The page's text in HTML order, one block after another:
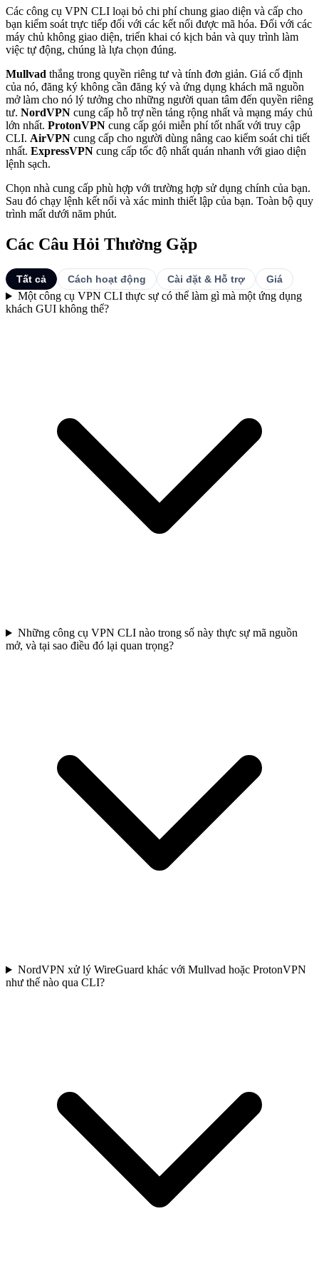
Các công cụ VPN CLI loại bỏ chi phí chung giao diện và cấp cho
bạn kiểm soát trực tiếp đối với các kết nối được mã hóa. Đối với các
máy chủ không giao diện, triển khai có kịch bản và quy trình làm
việc tự động, chúng là lựa chọn đúng.
Mullvad thắng trong quyền riêng tư và tính đơn giản. Giá cố định
của nó, đăng ký không cần đăng ký và ứng dụng khách mã nguồn
mở làm cho nó lý tưởng cho những người quan tâm đến quyền riêng
tư. NordVPN cung cấp hỗ trợ nền tảng rộng nhất và mạng máy chủ
lớn nhất. ProtonVPN cung cấp gói miễn phí tốt nhất với truy cập
CLI. AirVPN cung cấp cho người dùng nâng cao kiểm soát chi tiết
nhất. ExpressVPN cung cấp tốc độ nhất quán nhanh với giao diện
lệnh sạch.
Chọn nhà cung cấp phù hợp với trường hợp sử dụng chính của bạn.
Sau đó chạy lệnh kết nối và xác minh thiết lập của bạn. Toàn bộ quy
trình mất dưới năm phút.
Các Câu Hỏi Thường Gặp
Tất cả Cách hoạt động Cài đặt & Hỗ trợ Giá
Một công cụ VPN CLI thực sự có thể làm gì mà một ứng dụng
khách GUI không thể?
Những công cụ VPN CLI nào trong số này thực sự mã nguồn
mở, và tại sao điều đó lại quan trọng?
NordVPN xử lý WireGuard khác với Mullvad hoặc ProtonVPN
như thế nào qua CLI?